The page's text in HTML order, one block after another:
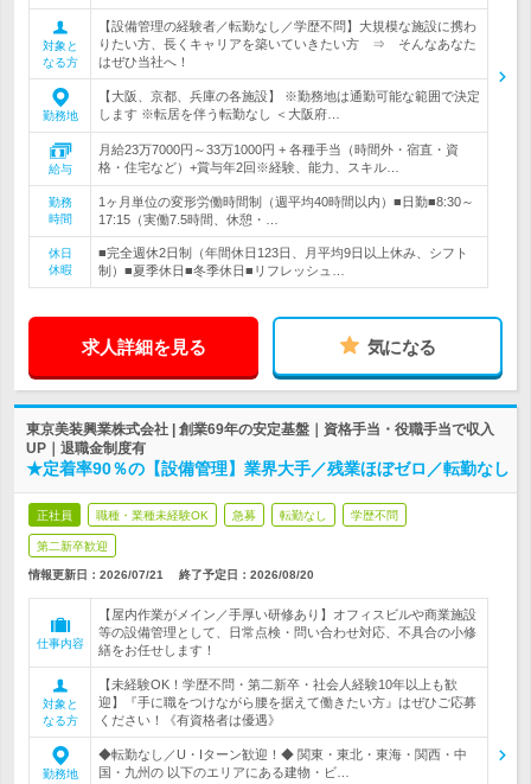
対象と
なる方
【設備管理の経験者／転勤なし／学歴不問】大規模な施設に携わ
りたい方、長くキャリアを築いていきたい方 ⇒ そんなあなた
はぜひ当社へ！
勤務地
【大阪、京都、兵庫の各施設】 ※勤務地は通勤可能な範囲で決定
します ※転居を伴う転勤なし ＜大阪府…
給与
月給23万7000円～33万1000円 + 各種手当（時間外・宿直・資
格・住宅など）+賞与年2回※経験、能力、スキル…
勤務
時間
1ヶ月単位の変形労働時間制（週平均40時間以内）■日勤■8:30～
17:15（実働7.5時間、休憩・…
休日
休暇
■完全週休2日制（年間休日123日、月平均9日以上休み、シフト
制）■夏季休日■冬季休日■リフレッシュ…
求人詳細を見る 気になる
東京美装興業株式会社 | 創業69年の安定基盤｜資格手当・役職手当で収入
UP｜退職金制度有
★定着率90％の【設備管理】業界大手／残業ほぼゼロ／転勤なし
正社員 職種・業種未経験OK 急募 転勤なし 学歴不問
第二新卒歓迎
情報更新日：2026/07/21 終了予定日： 2026/08/20
仕事内容
【屋内作業がメイン／手厚い研修あり】オフィスビルや商業施設
等の設備管理として、日常点検・問い合わせ対応、不具合の小修
繕をお任せします！
対象と
なる方
【未経験OK！学歴不問・第二新卒・社会人経験10年以上も歓
迎】『手に職をつけながら腰を据えて働きたい方』はぜひご応募
ください！《有資格者は優遇》
勤務地
◆転勤なし／U・Iターン歓迎！◆ 関東・東北・東海・関西・中
国・九州の 以下のエリアにある建物・ビ…